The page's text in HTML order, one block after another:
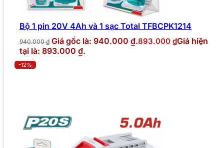
Bộ 1 pin 20V 4Ah và 1 sạc Total TFBCPK1214
940.000₫ Giá gốc là: 940.000 ₫.893.000 ₫Giá hiện
tại là: 893.000 ₫.
-12%